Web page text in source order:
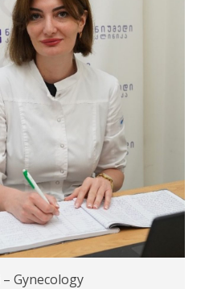
Gynecology